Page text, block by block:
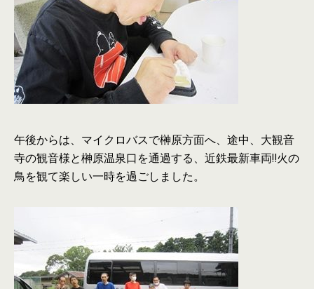
午後からは、マイクロバスで榊原方面へ、途中、大観音
寺の観音様と榊原温泉口を通過する、近鉄最新車両‼火の
鳥を観て楽しい一時を過ごしました。